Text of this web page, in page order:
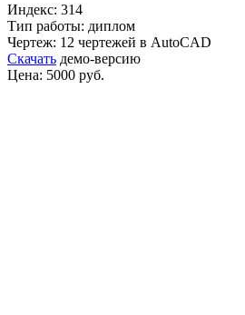
Индекс: 314
Тип работы: диплом
Чертеж: 12 чертежей в AutoCAD
Скачать демо-версию
Цена: 5000 руб.